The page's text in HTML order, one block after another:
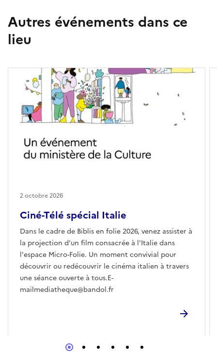
Autres événements dans ce
lieu
Ciné-Télé spécial Italie
Dans le cadre de Biblis en folie 2026, venez assister à
la projection d'un film consacrée à l'Italie dans
l'espace Micro-Folie. Un moment convivial pour
découvrir ou redécouvrir le cinéma italien à travers
une séance ouverte à tous.E-
mailmediatheque@bandol.fr
2 octobre 2026